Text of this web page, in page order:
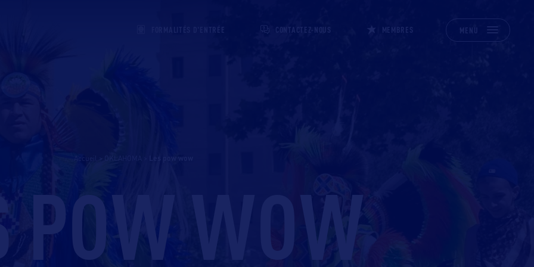
FORMALITÉS D'ENTRÉE CONTACTEZ-NOUS MEMBRES MENU
> OKLAHOMA
POW WOW